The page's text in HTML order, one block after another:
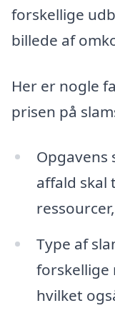
forskellige
billede af
Her er nogle
prisen på
affald skal
Type af
forskellige
hvilket